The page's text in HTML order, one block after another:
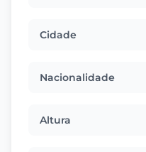
Cidade
Nacionalidade
Altura